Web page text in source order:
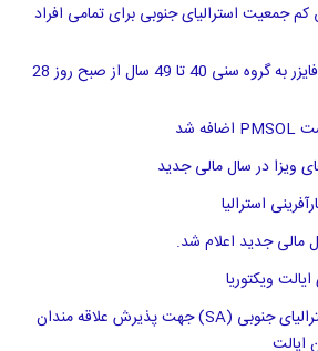
جمعیت استرالیای جنوبی برای تمامی افراد
ملبورن، تزریق واکسن فایزر به گروه سنی 40 تا 49 سال از صبح روز 28
ویزا در سال مالی جدید
استرالیا
مالی جدید اعلام شد.
ویکتوریا
شرایط جدید ایالت استرالیای جنوبی (SA) جهت پذیرش علاقه مندان
ایالت